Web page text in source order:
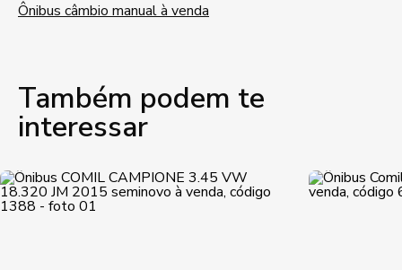
Ônibus câmbio manual à venda
Também podem te
interessar